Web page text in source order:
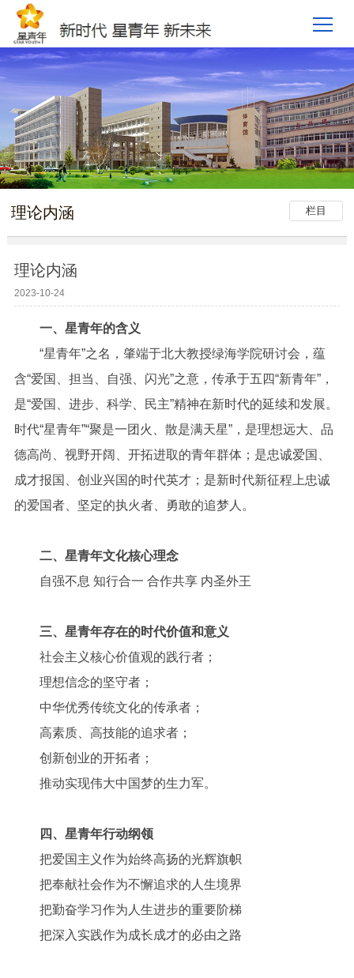
栏目
理论内涵
理论内涵
2023-10-24
一、星青年的含义
“星青年”之名，肇端于北大教授绿海学院研讨会，蕴
含“爱国、担当、自强、闪光”之意，传承于五四“新青年”，
是“爱国、进步、科学、民主”精神在新时代的延续和发展。
时代“星青年”“聚是一团火、散是满天星”，是理想远大、品
德高尚、视野开阔、开拓进取的青年群体；是忠诚爱国、
成才报国、创业兴国的时代英才；是新时代新征程上忠诚
的爱国者、坚定的执火者、勇敢的追梦人。
二、星青年文化核心理念
自强不息 知行合一 合作共享 内圣外王
三、星青年存在的时代价值和意义
社会主义核心价值观的践行者；
理想信念的坚守者；
中华优秀传统文化的传承者；
高素质、高技能的追求者；
创新创业的开拓者；
推动实现伟大中国梦的生力军。
四、星青年行动纲领
把爱国主义作为始终高扬的光辉旗帜
把奉献社会作为不懈追求的人生境界
把勤奋学习作为人生进步的重要阶梯
把深入实践作为成长成才的必由之路